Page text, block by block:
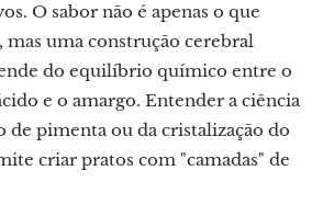
O sabor não é apenas o que
mas uma construção cerebral
do equilíbrio químico entre o
e o amargo. Entender a ciência
de pimenta ou da cristalização do
criar pratos com "camadas" de